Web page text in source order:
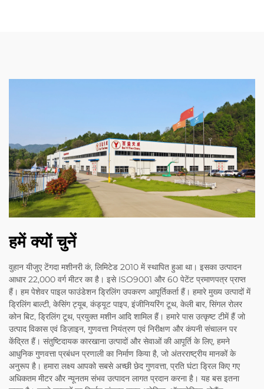
हमें क्यों चुनें
वुहान यीजुए टेंगदा मशीनरी कं, लिमिटेड 2010 में स्थापित हुआ था। इसका उत्पादन
आधार 22,000 वर्ग मीटर का है। इसे ISO9001 और 60 पेटेंट प्रमाणपत्र प्राप्त
हैं। हम पेशेवर पाइल फाउंडेशन ड्रिलिंग उपकरण आपूर्तिकर्ता हैं। हमारे मुख्य उत्पादों में
ड्रिलिंग बाल्टी, केसिंग ट्यूब, कंड्यूट पाइप, इंजीनियरिंग टूथ, केली बार, सिंगल रोलर
कोन बिट, ड्रिलिंग टूथ, प्रयुक्त मशीन आदि शामिल हैं। हमारे पास उत्कृष्ट टीमें हैं जो
उत्पाद विकास एवं डिज़ाइन, गुणवत्ता नियंत्रण एवं निरीक्षण और कंपनी संचालन पर
केंद्रित हैं। संतुष्टिदायक कारखाना उत्पादों और सेवाओं की आपूर्ति के लिए, हमने
आधुनिक गुणवत्ता प्रबंधन प्रणाली का निर्माण किया है, जो अंतरराष्ट्रीय मानकों के
अनुरूप है। हमारा लक्ष्य आपको सबसे अच्छी छेद गुणवत्ता, प्रति घंटा ड्रिल किए गए
अधिकतम मीटर और न्यूनतम संभव उत्पादन लागत प्रदान करना है। यह बस इतना